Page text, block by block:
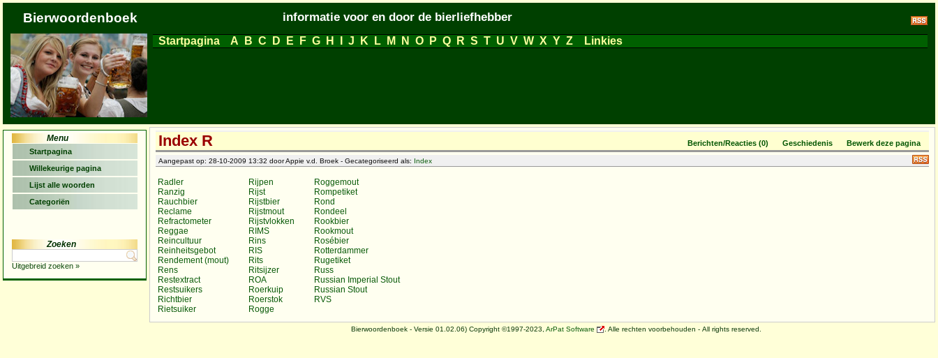
Bierwoordenboek informatie voor en door de bierliefhebber
Startpagina A B C D E F G H J K L M N O P Q R S T U V W X Y Z Linkies
Menu
Startpagina
Willekeurige pagina
Lijst alle woorden
Categoriën
Zoeken
Uitgebreid zoeken »
Berichten/Reacties (0) Geschiedenis Bewerk deze pagina
Index R
Aangepast op: 28-10-2009 13:32 door Appie v.d. Broek - Gecategoriseerd als: Index
Radler
Ranzig
Rauchbier
Reclame
Refractometer
Reggae
Reincultuur
Reinheitsgebot
Rendement (mout)
Rens
Restextract
Restsuikers
Richtbier
Rietsuiker
Rijpen
Rijst
Rijstbier
Rijstmout
Rijstvlokken
RIMS
Rins
RIS
Rits
Ritsijzer
ROA
Roerkuip
Roerstok
Rogge
Roggemout
Rompetiket
Rond
Rondeel
Rookbier
Rookmout
Rosébier
Rotterdammer
Rugetiket
Russ
Russian Imperial Stout
Russian Stout
RVS
Bierwoordenboek - Versie 01.02.06) Copyright ©1997-2023, ArPat Software . Alle rechten voorbehouden - All rights reserved.